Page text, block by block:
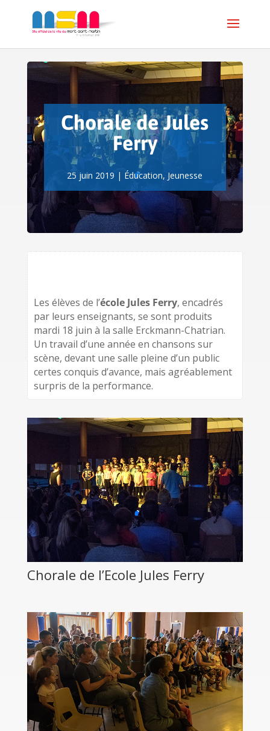
Chorale de Jules
Ferry
25 juin 2019 | Éducation, Jeunesse
Les élèves de l’école Jules Ferry, encadrés
par leurs enseignants, se sont produits
mardi 18 juin à la salle Erckmann-Chatrian.
Un travail d’une année en chansons sur
scène, devant une salle pleine d’un public
certes conquis d’avance, mais agréablement
surpris de la performance.
Chorale de l’Ecole Jules Ferry